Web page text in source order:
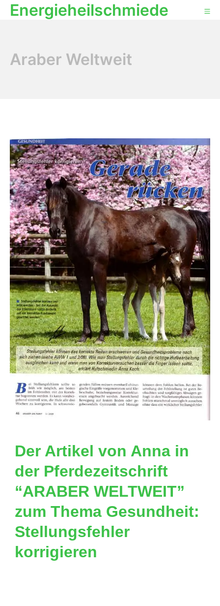
Energieheilschmiede
Araber Weltweit
Der Artikel von Anna in
der Pferdezeitschrift
“ARABER WELTWEIT”
zum Thema Gesundheit:
Stellungsfehler
korrigieren